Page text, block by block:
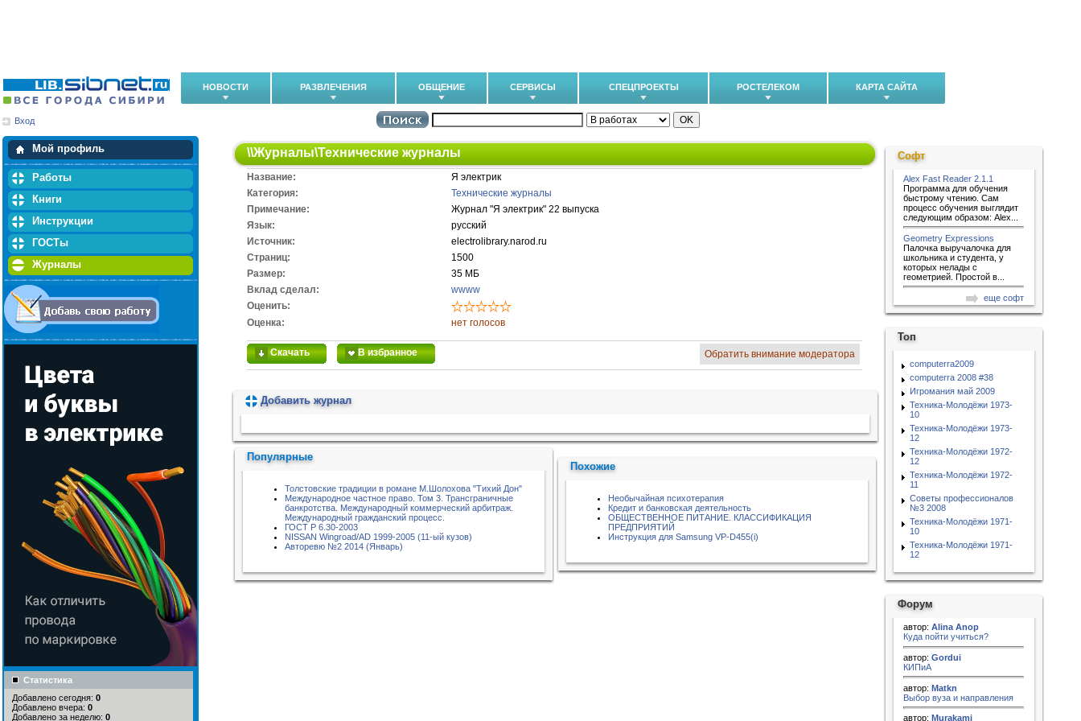
НОВОСТИ РАЗВЛЕЧЕНИЯ ОБЩЕНИЕ СЕРВИСЫ СПЕЦПРОЕКТЫ РОСТЕЛЕКОМ КАРТА САЙТА
Вход
Мой профиль
Мои закладки
Работы
Книги
Инструкции
ГОСТы
Журналы
Статистика
Добавлено сегодня: 0
Добавлено вчера: 0
Добавлено за неделю: 0
\\Журналы\Технические журналы
Название:
Я электрик
Категория:
Технические журналы
Примечание:
Журнал "Я электрик" 22 выпуска
Язык:
русский
Источник:
electrolibrary.narod.ru
Cтраниц:
1500
Размер:
35 МБ
Вклад сделал:
wwww
Оценить:
Оценка:
нет голосов
Скачать В избранное Обратить внимание модератора
Добавить журнал
Популярные
Толстовские традиции в романе М.Шолохова "Тихий Дон"
Международное частное право. Том 3. Трансграничные
банкротства. Международный коммерческий арбитраж.
Международный гражданский процесс.
ГОСТ Р 6.30-2003
NISSAN Wingroad/AD 1999-2005 (11-ый кузов)
Авторевю №2 2014 (Январь)
Похожие
Необычайная психотерапия
Кредит и банковская деятельность
ОБЩЕСТВЕННОЕ ПИТАНИЕ. КЛАССИФИКАЦИЯ
ПРЕДПРИЯТИЙ
Инструкция для Samsung VP-D455(i)
Софт
Alex Fast Reader 2.1.1
Программа для обучения
быстрому чтению. Сам
процесс обучения выглядит
следующим образом: Alex...
Geometry Expressions
Палочка выручалочка для
школьника и студента, у
которых нелады с
геометрией. Простой в...
еще софт
Топ
computerra2009
computerra 2008 #38
Игромания май 2009
Техника-Молодёжи 1973-
10
Техника-Молодёжи 1973-
12
Техника-Молодёжи 1972-
12
Техника-Молодёжи 1972-
11
Советы профессионалов
№3 2008
Техника-Молодёжи 1971-
10
Техника-Молодёжи 1971-
12
Форум
автор: Alina Anop
Куда пойти учиться?
автор: Gordui
КИПиА
автор: Matkn
Выбор вуза и направления
автор: Murakami